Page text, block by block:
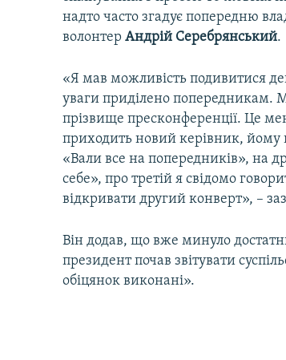
надто часто згадує попередню
волонтерАндрій Серебрянський.
«Я мав можливість подивитися
уваги приділено попередникам.
прізвище пресконференції. Це
приходить новий керівник,
«Вали все на попередників», на
себе», про третій я свідомо
відкривати другий конверт», –
Він додав, що вже минуло
президент почав звітувати
обіцянок виконані».